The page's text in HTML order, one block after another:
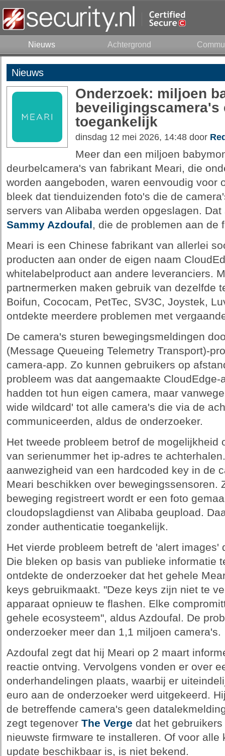
Nieuws Achtergrond
Nieuws
Onderzoek: miljoen
beveiligingscamera's
toegankelijk
dinsdag 12 mei 2026, 14:48 door
Meer dan een miljoen
deurbelcamera's van fabrikant Meari, die
worden aangeboden, waren eenvoudig voor
bleek dat tienduizenden foto's die de
servers van Alibaba werden opgeslagen.
Sammy Azdoufal, die de problemen aan de
Meari is een Chinese fabrikant van allerlei
producten aan onder de eigen naam
whitelabelproduct aan andere leveranciers.
partnermerken maken gebruik van dezelfde
Boifun, Cococam, PetTec, SV3C, Joystek,
ontdekte meerdere problemen met
De camera's sturen bewegingsmeldingen
(Message Queueing Telemetry Transport)-
camera-app. Zo kunnen gebruikers op
probleem was dat aangemaakte
hadden tot hun eigen camera, maar
wide wildcard' tot alle camera's die via de
communiceerden, aldus de onderzoeker.
Het tweede probleem betrof de mogelijkheid
van serienummer het ip-adres te
aanwezigheid van een hardcoded key in de
Meari beschikken over bewegingssensoren.
beweging registreert wordt er een foto
cloudopslagdienst van Alibaba geupload.
zonder authenticatie toegankelijk.
Het vierde probleem betreft de 'alert
Die bleken op basis van publieke informatie
ontdekte de onderzoeker dat het gehele
keys gebruikmaakt. "Deze keys zijn niet te
apparaat opnieuw te flashen. Elke
gehele ecosysteem", aldus Azdoufal. De
onderzoeker meer dan 1,1 miljoen camera's.
Azdoufal zegt dat hij Meari op 2 maart
reactie ontving. Vervolgens vonden er over
onderhandelingen plaats, waarbij er
euro aan de onderzoeker werd uitgekeerd.
de betreffende camera's geen
zegt tegenover The Verge dat het
nieuwste firmware te installeren. Of voor alle
update beschikbaar is, is niet bekend.